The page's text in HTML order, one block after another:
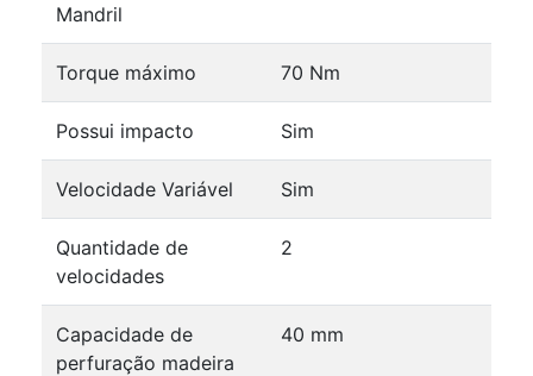
Mandril
Torque máximo 70 Nm
Possui impacto Sim
Velocidade Variável Sim
Quantidade de
velocidades
2
Capacidade de
perfuração madeira
40 mm